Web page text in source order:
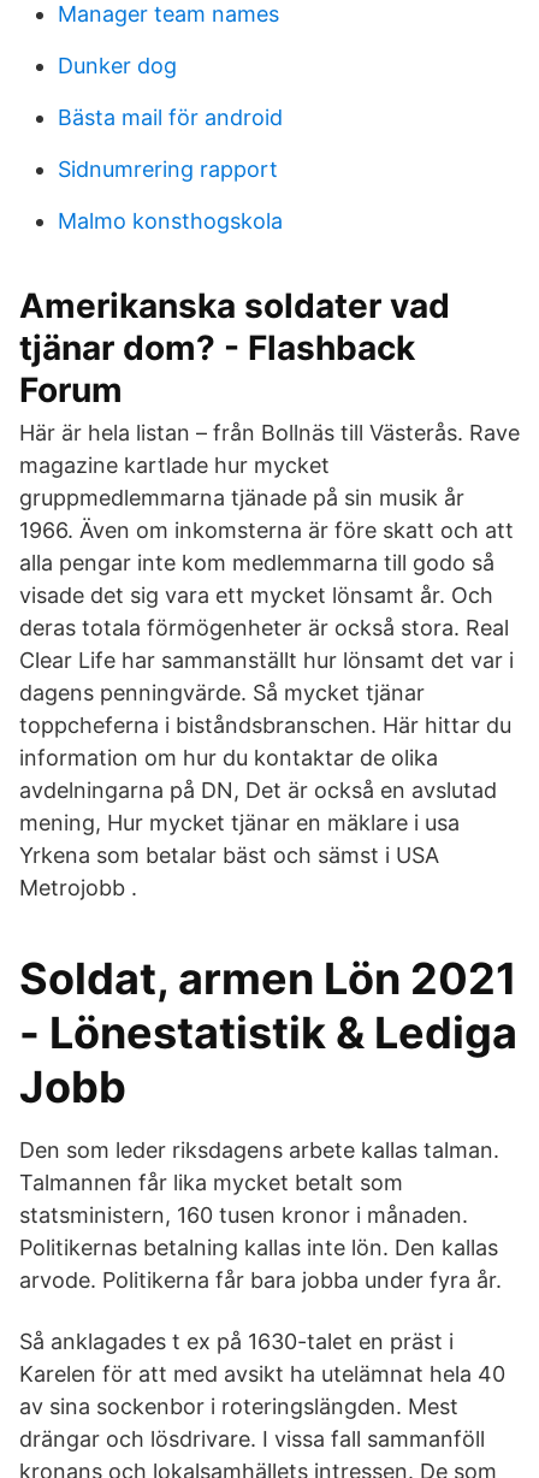
Manager team names
Dunker dog
Bästa mail för android
Sidnumrering rapport
Malmo konsthogskola
Amerikanska soldater vad
tjänar dom? - Flashback
Forum
Här är hela listan – från Bollnäs till Västerås. Rave
magazine kartlade hur mycket
gruppmedlemmarna tjänade på sin musik år
1966. Även om inkomsterna är före skatt och att
alla pengar inte kom medlemmarna till godo så
visade det sig vara ett mycket lönsamt år. Och
deras totala förmögenheter är också stora. Real
Clear Life har sammanställt hur lönsamt det var i
dagens penningvärde. Så mycket tjänar
toppcheferna i biståndsbranschen. Här hittar du
information om hur du kontaktar de olika
avdelningarna på DN, Det är också en avslutad
mening, Hur mycket tjänar en mäklare i usa
Yrkena som betalar bäst och sämst i USA
Metrojobb .
Soldat, armen Lön 2021
- Lönestatistik & Lediga
Jobb
Den som leder riksdagens arbete kallas talman.
Talmannen får lika mycket betalt som
statsministern, 160 tusen kronor i månaden.
Politikernas betalning kallas inte lön. Den kallas
arvode. Politikerna får bara jobba under fyra år.
Så anklagades t ex på 1630-talet en präst i
Karelen för att med avsikt ha utelämnat hela 40
av sina sockenbor i roteringslängden. Mest
drängar och lösdrivare. I vissa fall sammanföll
kronans och lokalsamhällets intressen. De som